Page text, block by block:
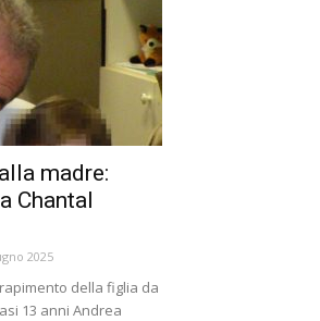
madre:
Chantal
2025
della figlia da
13 anni Andrea